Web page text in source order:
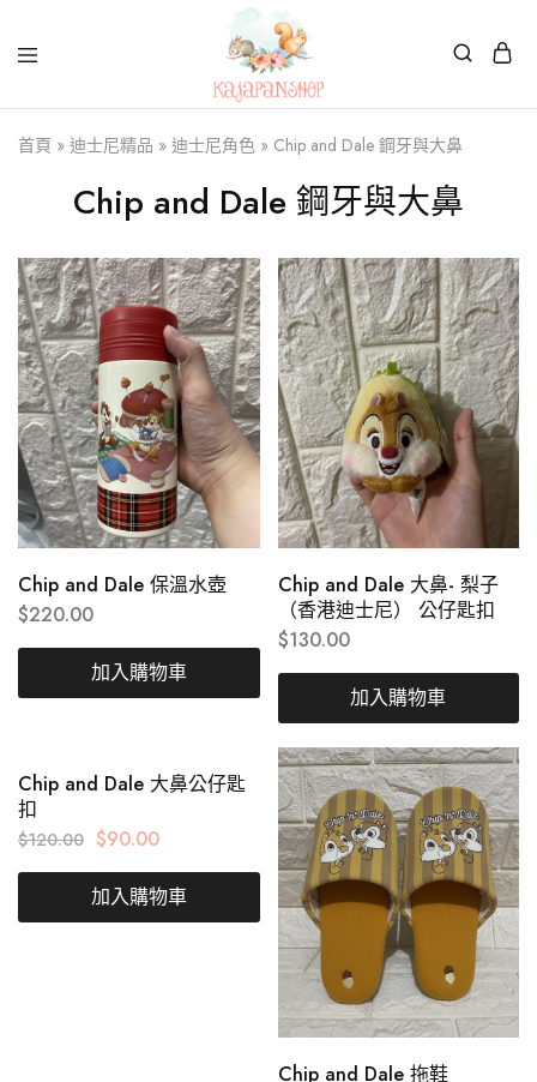
Kajapanshop
韓
店
首頁 » 迪士尼精品 » 迪士尼角色 » Chip and Dale 鋼牙與大鼻
Chip and Dale 鋼牙與大鼻
Chip and Dale 保溫水壺
$220.00
加入購物車
Chip and Dale 大鼻- 梨子
（香港迪士尼） 公仔匙扣
$130.00
加入購物車
Chip and Dale 大鼻公仔匙
扣
$120.00 $90.00
加入購物車
Chip and Dale 拖鞋